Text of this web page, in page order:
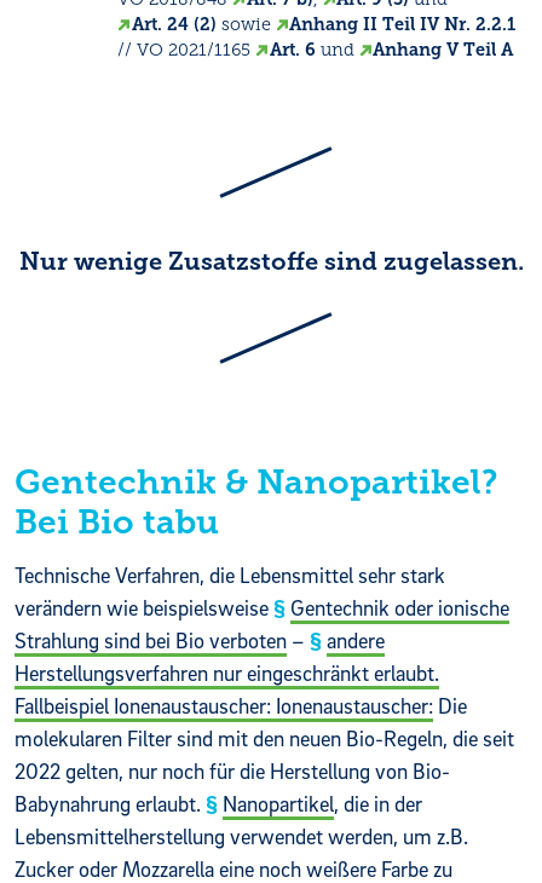
Art. 24 (2) sowie
Anhang II Teil IV Nr. 2.2.1
// VO 2021/1165
Art. 6 und Anhang V Teil A
Nur wenige Zusatzstoffe sind zugelassen.
Gentechnik & Nanopartikel?
Bei Bio tabu
Technische Verfahren, die Lebensmittel sehr stark
verändern wie beispielsweise
Gentechnik oder ionische
Strahlung sind bei Bio verboten –
andere
Herstellungsverfahren nur eingeschränkt erlaubt.
Fallbeispiel Ionenaustauscher: Ionenaustauscher: Die
molekularen Filter sind mit den neuen Bio-Regeln, die seit
2022 gelten, nur noch für die Herstellung von Bio-
Babynahrung erlaubt.
Nanopartikel, die in der
Lebensmittelherstellung verwendet werden, um z.B.
Zucker oder Mozzarella eine noch weißere Farbe zu